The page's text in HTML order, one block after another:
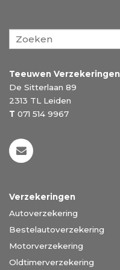
Teeuwen Verzekeringen
De Sitterlaan 89
2313 TL Leiden
T 071 514 9967
Verzekeringen
Autoverzekering
Bestelautoverzekering
Motorverzekering
Oldtimerverzekering